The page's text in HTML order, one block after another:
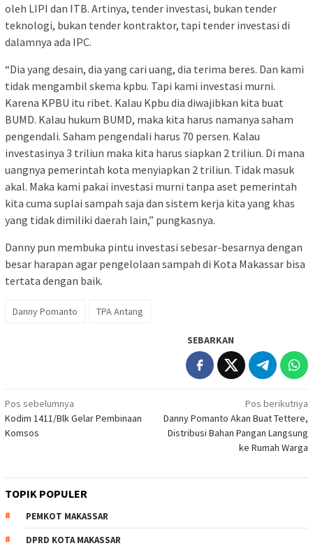
oleh LIPI dan ITB. Artinya, tender investasi, bukan tender
teknologi, bukan tender kontraktor, tapi tender investasi di
dalamnya ada IPC.
“Dia yang desain, dia yang cari uang, dia terima beres. Dan kami
tidak mengambil skema kpbu. Tapi kami investasi murni.
Karena KPBU itu ribet. Kalau Kpbu dia diwajibkan kita buat
BUMD. Kalau hukum BUMD, maka kita harus namanya saham
pengendali. Saham pengendali harus 70 persen. Kalau
investasinya 3 triliun maka kita harus siapkan 2 triliun. Di mana
uangnya pemerintah kota menyiapkan 2 triliun. Tidak masuk
akal. Maka kami pakai investasi murni tanpa aset pemerintah
kita cuma suplai sampah saja dan sistem kerja kita yang khas
yang tidak dimiliki daerah lain,” pungkasnya.
Danny pun membuka pintu investasi sebesar-besarnya dengan
besar harapan agar pengelolaan sampah di Kota Makassar bisa
tertata dengan baik.
Danny Pomanto TPA Antang
SEBARKAN
Navigasi
pos
Pos sebelumnya
Kodim 1411/Blk Gelar Pembinaan
Komsos
Pos berikutnya
Danny Pomanto Akan Buat Tettere,
Distribusi Bahan Pangan Langsung
ke Rumah Warga
TOPIK POPULER
PEMKOT MAKASSAR
DPRD KOTA MAKASSAR